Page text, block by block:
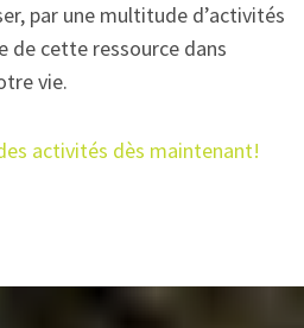
par une multitude d’activités
de cette ressource dans
vie.
activités dès maintenant!